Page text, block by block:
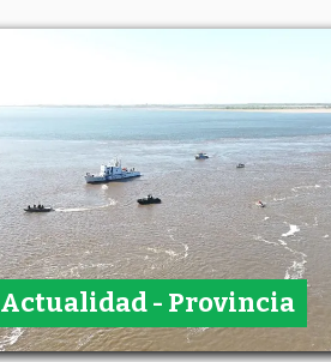
Actualidad - Provincia